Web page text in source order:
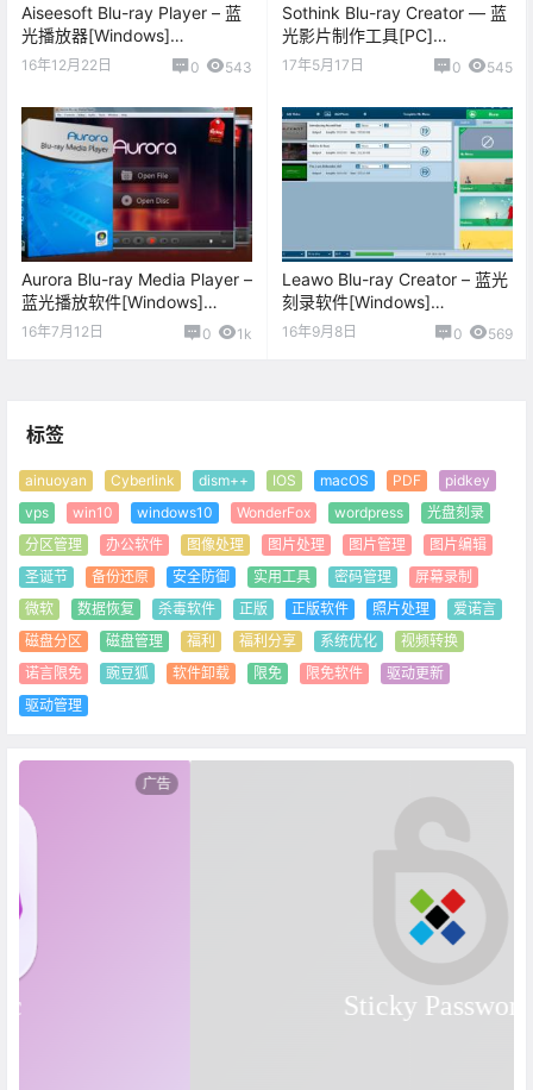
Aiseesoft Blu-ray Player – 蓝
光播放器[Windows]
[$22.4→0]
16年12月22日 0 543
Sothink Blu-ray Creator — 蓝
光影片制作工具[PC]
[$46.99→0]
17年5月17日 0 545
Aurora Blu-ray Media Player –
蓝光播放软件[Windows]
[$29.95→0]
16年7月12日 0 1k
Leawo Blu-ray Creator – 蓝光
刻录软件[Windows]
[$39.95→0]
16年9月8日 0 569
标签
ainuoyan Cyberlink dism++ IOS macOS PDF
pidkey
vps
win10 windows10 WonderFox wordpress
光盘刻录
分区管理
办公软件 图像处理 图片处理 图片管理
图片编辑
圣诞节
备份还原 安全防御 实用工具 密码管理
屏幕录制
微软
数据恢复 杀毒软件 正版 正版软件 照片处理
爱诺言
磁盘分区
磁盘管理 福利 福利分享 系统优化
视频转换
诺言限免
豌豆狐 软件卸载 限免 限免软件
驱动更新
驱动管理